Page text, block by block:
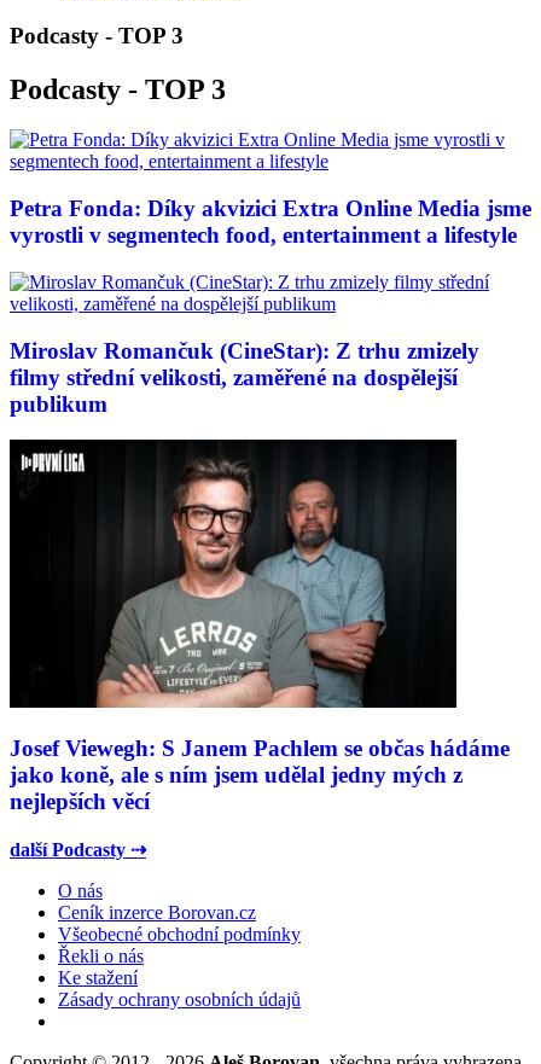
Podcasty - TOP 3
Podcasty - TOP 3
Petra Fonda: Díky akvizici Extra Online Media jsme
vyrostli v segmentech food, entertainment a lifestyle
Miroslav Romančuk (CineStar): Z trhu zmizely
filmy střední velikosti, zaměřené na dospělejší
publikum
Josef Viewegh: S Janem Pachlem se občas hádáme
jako koně, ale s ním jsem udělal jedny mých z
nejlepších věcí
další Podcasty ⇢
O nás
Ceník inzerce Borovan.cz
Všeobecné obchodní podmínky
Řekli o nás
Ke stažení
Zásady ochrany osobních údajů